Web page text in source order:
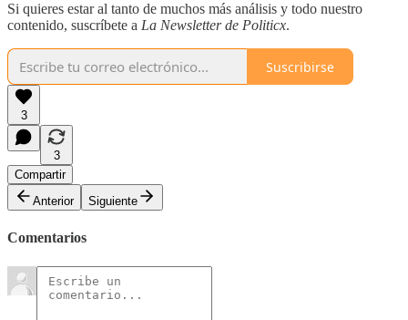
Si quieres estar al tanto de muchos más análisis y todo nuestro
contenido, suscríbete a La Newsletter de Politicx.
Suscribirse
3
3
Compartir
Anterior
Siguiente
Comentarios